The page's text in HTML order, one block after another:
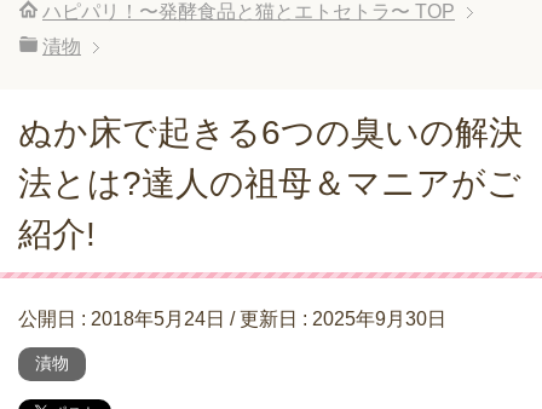
ハピパリ！〜発酵食品と猫とエトセトラ〜 TOP
漬物
ぬか床で起きる6つの臭いの解決
法とは?達人の祖母＆マニアがご
紹介!
公開日 : 2018年5月24日 / 更新日 : 2025年9月30日
漬物